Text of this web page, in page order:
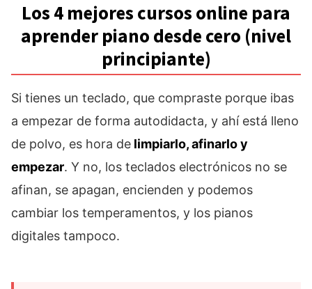
Los 4 mejores cursos online para
aprender piano desde cero (nivel
principiante)
Si tienes un teclado, que compraste porque ibas
a empezar de forma autodidacta, y ahí está lleno
de polvo, es hora de limpiarlo, afinarlo y
empezar. Y no, los teclados electrónicos no se
afinan, se apagan, encienden y podemos
cambiar los temperamentos, y los pianos
digitales tampoco.